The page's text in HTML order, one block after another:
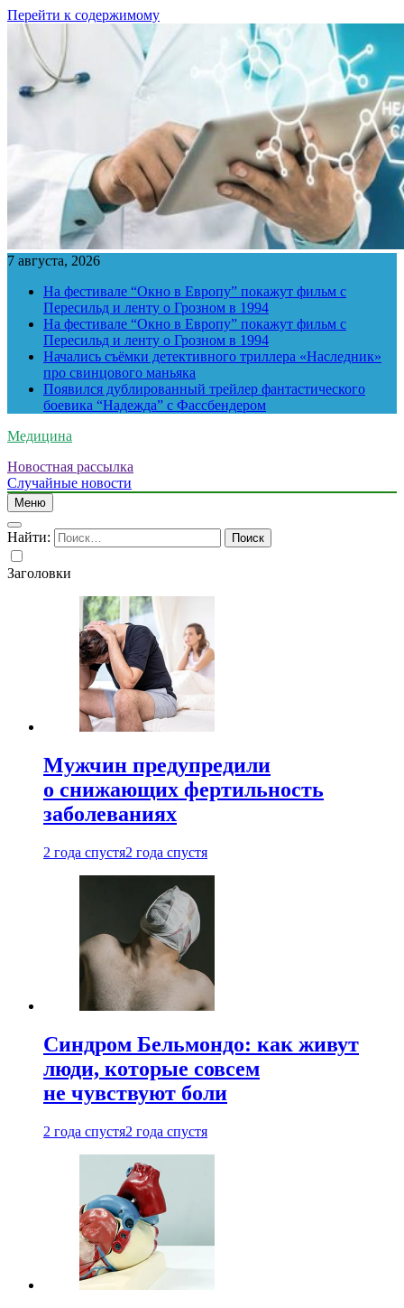
Перейти к содержимому
7 августа, 2026
На фестивале “Окно в Европу” покажут фильм с
Пересильд и ленту о Грозном в 1994
На фестивале “Окно в Европу” покажут фильм с
Пересильд и ленту о Грозном в 1994
Начались съёмки детективного триллера «Наследник»
про свинцового маньяка
Появился дублированный трейлер фантастического
боевика “Надежда” с Фассбендером
Медицина
Новостная рассылка
Случайные новости
Меню
Найти:
Заголовки
Мужчин предупредили
о снижающих фертильность
заболеваниях
2 года спустя2 года спустя
Синдром Бельмондо: как живут
люди, которые совсем
не чувствуют боли
2 года спустя2 года спустя